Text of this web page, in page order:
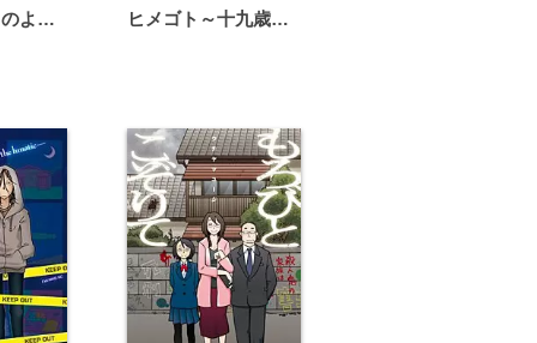
恋は雨上がりのように ヒメゴト～十九歳の制服～